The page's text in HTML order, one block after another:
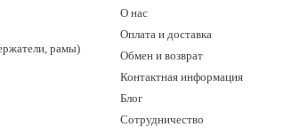
рамы)
О нас
Оплата и доставка
Обмен и возврат
Контактная информация
Блог
Сотрудничество